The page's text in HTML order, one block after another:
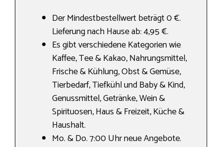
Der Mindestbestellwert beträgt 0 €.
Lieferung nach Hause ab: 4,95 €.
Es gibt verschiedene Kategorien wie
Kaffee, Tee & Kakao, Nahrungs­mittel,
Frische & Kühlung, Obst & Gemüse,
Tierbedarf, Tiefkühl und Baby & Kind,
Genussmittel, Getränke, Wein &
Spirituosen, Haus & Freizeit, Küche &
Haushalt.
Mo. & Do. 7:00 Uhr neue Angebote.